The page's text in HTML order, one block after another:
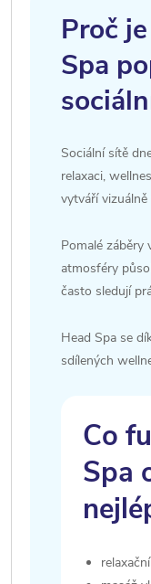
Proč
Spa
Sociální sítě
relaxaci,
vytváří
Pomalé záběry
atmosféry
často sledují
Head Spa se
sdílených
Co
Spa